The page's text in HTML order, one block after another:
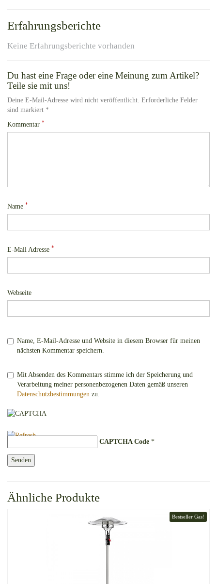
Erfahrungsberichte
Keine Erfahrungsberichte vorhanden
Du hast eine Frage oder eine Meinung zum Artikel?
Teile sie mit uns!
Deine E-Mail-Adresse wird nicht veröffentlicht. Erforderliche Felder
sind markiert *
Kommentar *
Name *
E-Mail Adresse *
Webseite
Name, E-Mail-Adresse und Website in diesem Browser für meinen
nächsten Kommentar speichern.
Mit Absenden des Kommentars stimme ich der Speicherung und
Verarbeitung meiner personenbezogenen Daten gemäß unseren
Datenschutzbestimmungen zu.
CAPTCHA Code *
Ähnliche Produkte
Bestseller Gas!